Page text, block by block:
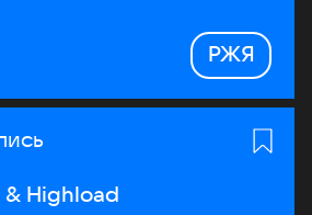
РЖЯ
& Highload